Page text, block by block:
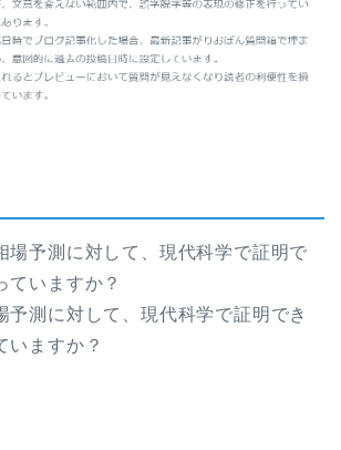
場予測に対して、現代科学で証明で
ていますか？
予測に対して、現代科学で証明でき
いますか？